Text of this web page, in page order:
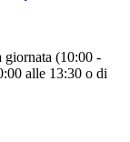
giornata (10:00 -
alle 13:30 o di